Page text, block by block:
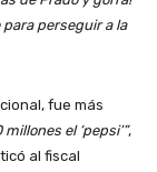
perseguir a la
fue más
el ‘pepsi’”,
al fiscal